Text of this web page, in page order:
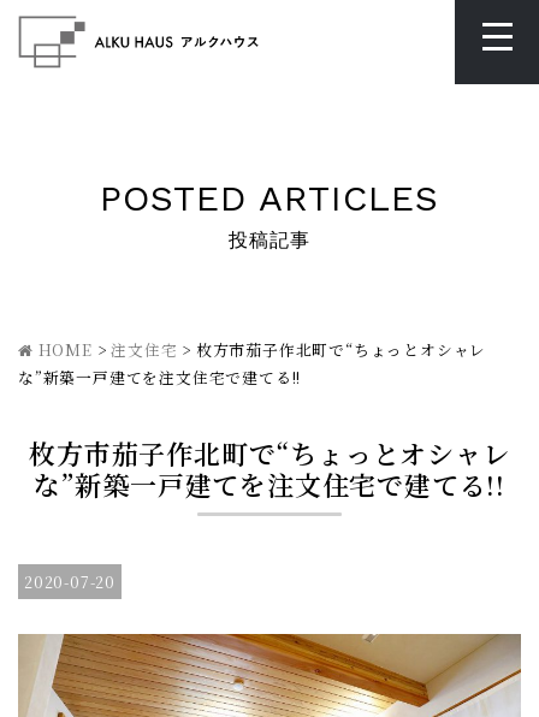
POSTED ARTICLES
投稿記事
HOME >注文住宅 > 枚方市茄子作北町で“ちょっとオシャレ
な”新築一戸建てを注文住宅で建てる!!
枚方市茄子作北町で“ちょっとオシャレ
な”新築一戸建てを注文住宅で建てる!!
2020-07-20